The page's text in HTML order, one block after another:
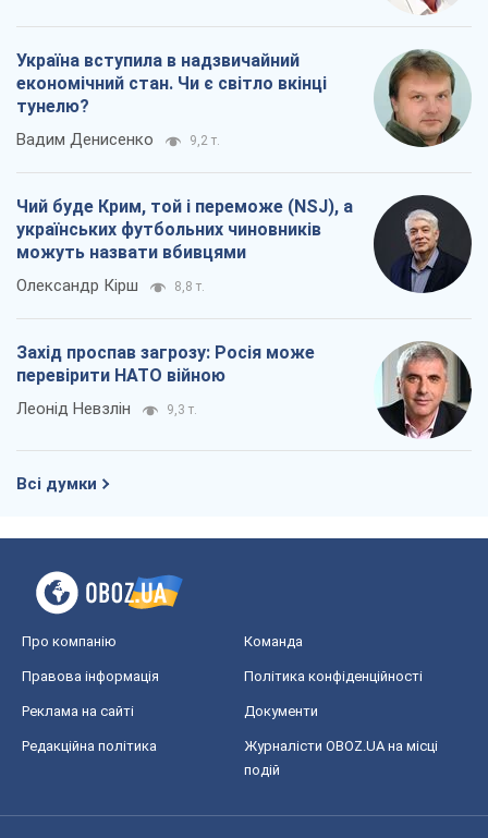
Україна вступила в надзвичайний
економічний стан. Чи є світло вкінці
тунелю?
Вадим Денисенко 9,2 т.
Чий буде Крим, той і переможе (NSJ), а
українських футбольних чиновників
можуть назвати вбивцями
Олександр Кірш 8,8 т.
Захід проспав загрозу: Росія може
перевірити НАТО війною
Леонід Невзлін 9,3 т.
Всі думки
Про компанію Команда
Правова інформація Політика конфіденційності
Реклама на сайті Документи
Редакційна політика
Журналісти OBOZ.UA на місці
подій